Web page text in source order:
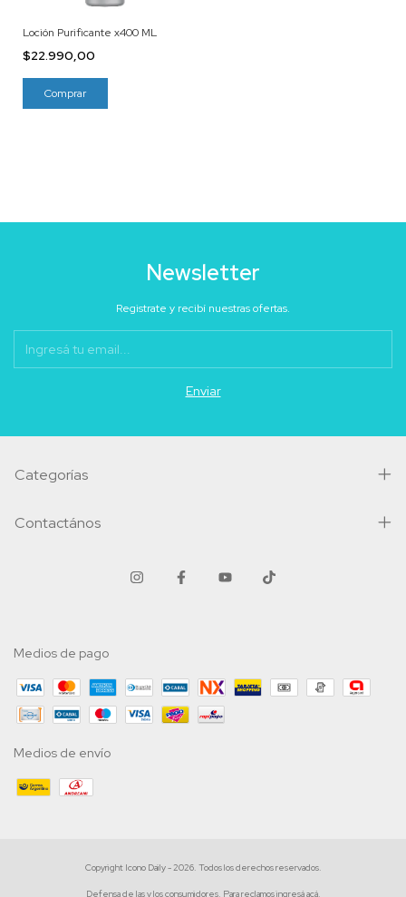
Loción Purificante x400 ML
$22.990,00
Newsletter
Registrate y recibí nuestras ofertas.
Categorías
Contactános
Medios de pago
Medios de envío
Copyright Icono Daily - 2026. Todos los derechos reservados.
Defensa de las y los consumidores. Para reclamosingresá acá.